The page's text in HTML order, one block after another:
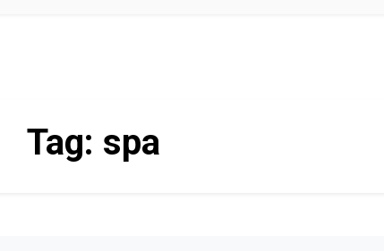
Tag: spa